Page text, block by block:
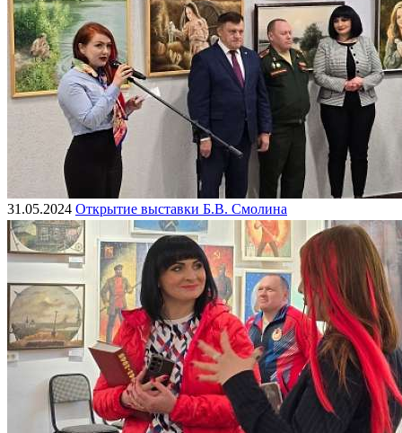
31.05.2024 Открытие выставки Б.В. Смолина